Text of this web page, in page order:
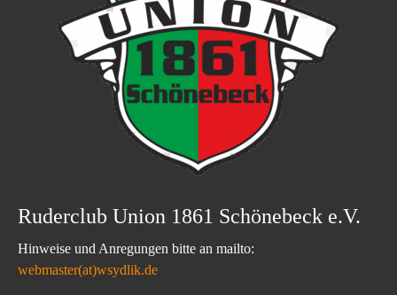
Ruderclub Union 1861 Schönebeck e.V.
Hinweise und Anregungen bitte an mailto:
webmaster(at)wsydlik.de